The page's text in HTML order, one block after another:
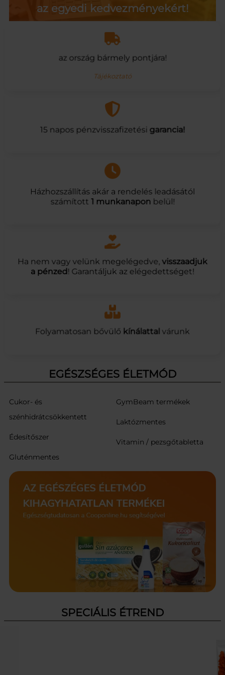
az egyedi kedvezményekért!
az ország bármely pontjára!
Tájékoztató
15 napos pénzvisszafizetési garancia!
Házhozszállítás akár a rendelés leadásától
számított1 munkanaponbelül!
Ha nem vagy velünk megelégedve, visszaadjuk
a pénzed ! Garantáljuk az elégedettséget!
EGÉSZSÉGES ÉLETMÓD
Cukor- és
szénhidrátcsökkentett
Édesítőszer
Gluténmentes
GymBeam termékek
Laktózmentes
Vitamin / pezsgőtabletta
SPECIÁLIS ÉTREND